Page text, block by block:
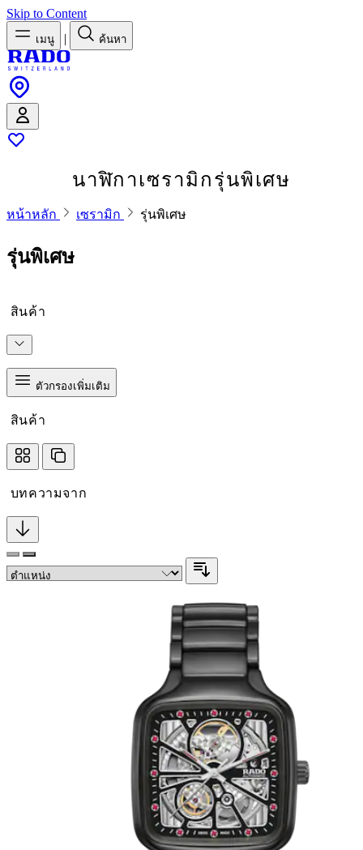
Skip to Content
เมนู | ค้นหา
นาฬิกาเซรามิกรุ่นพิเศษ
หน้าหลัก เซรามิก รุ่นพิเศษ
รุ่นพิเศษ
สินค้า
ตัวกรองเพิ่มเติม
สินค้า
บทความจาก